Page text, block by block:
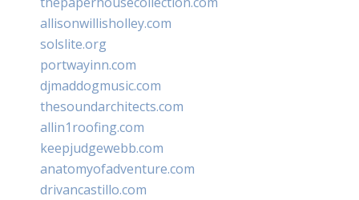
allisonwillisholley.com
solslite.org
portwayinn.com
djmaddogmusic.com
thesoundarchitects.com
allin1roofing.com
keepjudgewebb.com
anatomyofadventure.com
drivancastillo.com